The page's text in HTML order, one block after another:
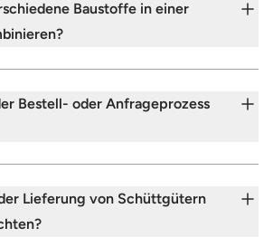
Baustoffe in einer
Bestell- oder Anfrageprozess
Lieferung von Schüttgütern